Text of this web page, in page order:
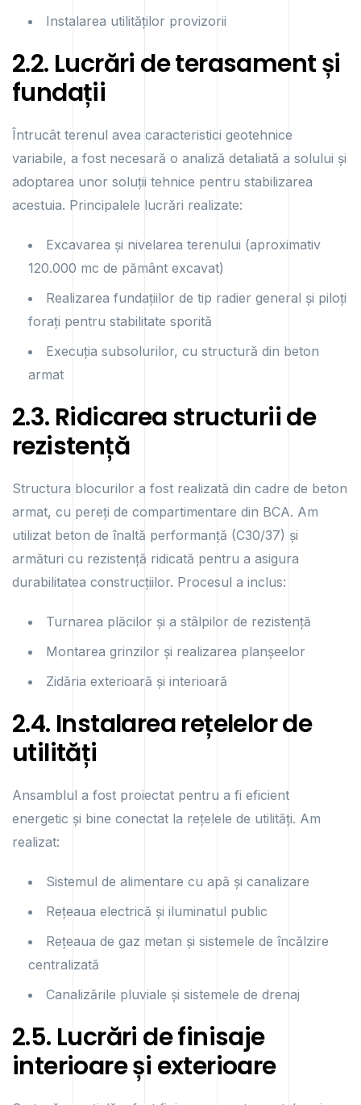
Instalarea utilităților provizorii
2.2. Lucrări de terasament și
fundații
Întrucât terenul avea caracteristici geotehnice
variabile, a fost necesară o analiză detaliată a solului și
adoptarea unor soluții tehnice pentru stabilizarea
acestuia. Principalele lucrări realizate:
Excavarea și nivelarea terenului (aproximativ
120.000 mc de pământ excavat)
Realizarea fundațiilor de tip radier general și piloți
forați pentru stabilitate sporită
Execuția subsolurilor, cu structură din beton
armat
2.3. Ridicarea structurii de
rezistență
Structura blocurilor a fost realizată din cadre de beton
armat, cu pereți de compartimentare din BCA. Am
utilizat beton de înaltă performanță (C30/37) și
armături cu rezistență ridicată pentru a asigura
durabilitatea construcțiilor. Procesul a inclus:
Turnarea plăcilor și a stâlpilor de rezistență
Montarea grinzilor și realizarea planșeelor
Zidăria exterioară și interioară
2.4. Instalarea rețelelor de
utilități
Ansamblul a fost proiectat pentru a fi eficient
energetic și bine conectat la rețelele de utilități. Am
realizat:
Sistemul de alimentare cu apă și canalizare
Rețeaua electrică și iluminatul public
Rețeaua de gaz metan și sistemele de încălzire
centralizată
Canalizările pluviale și sistemele de drenaj
2.5. Lucrări de finisaje
interioare și exterioare